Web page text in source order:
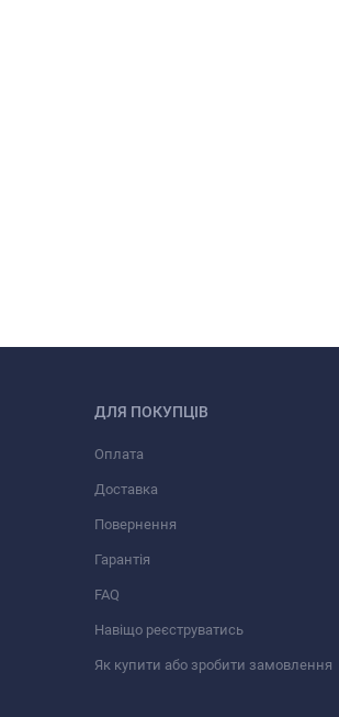
ДЛЯ ПОКУПЦІВ
Оплата
Доставка
Повернення
Гарантія
FAQ
Навіщо реєструватись
Як купити або зробити замовлення